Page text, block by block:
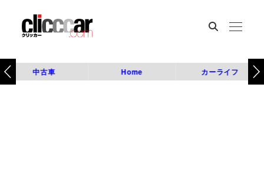
中古車 Home カーライフ